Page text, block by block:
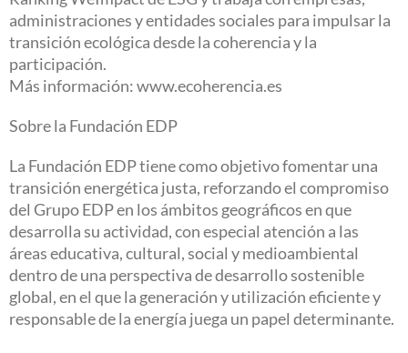
administraciones y entidades sociales para impulsar la
transición ecológica desde la coherencia y la
participación.
Más información: www.ecoherencia.es
Sobre la Fundación EDP
La Fundación EDP tiene como objetivo fomentar una
transición energética justa, reforzando el compromiso
del Grupo EDP en los ámbitos geográficos en que
desarrolla su actividad, con especial atención a las
áreas educativa, cultural, social y medioambiental
dentro de una perspectiva de desarrollo sostenible
global, en el que la generación y utilización eficiente y
responsable de la energía juega un papel determinante.